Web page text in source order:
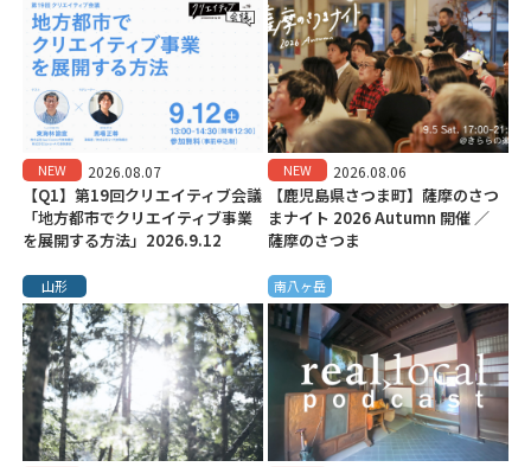
NEW 2026.08.07
【Q1】第19回クリエイティブ会議
「地方都市でクリエイティブ事業
を展開する方法」2026.9.12
NEW 2026.08.06
【鹿児島県さつま町】薩摩のさつ
まナイト 2026 Autumn 開催 ／
薩摩のさつま
山形 南八ヶ岳